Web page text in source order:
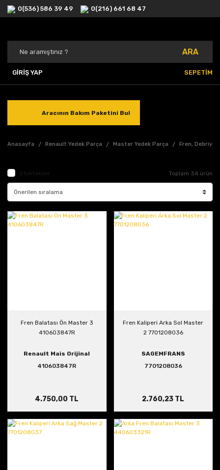
0(536) 586 39 49 0(216) 661 68 47
ARA
GİRİŞ YAP SEPETİM
Aracının Bakım Paketini Bul
Anasayfa Renault Yedek Parça Master Yedek Parça Fren, Debriyaj,
Stoktakiler Toplam 34 ürün
Fren Balatası Ön Master 3
410603847R
Renault Mais Orijinal
410603847R
4.750,00 TL
Fren Kaliperi Arka Sol Master
2 7701208036
SAGEMFRANS
7701208036
2.760,23 TL